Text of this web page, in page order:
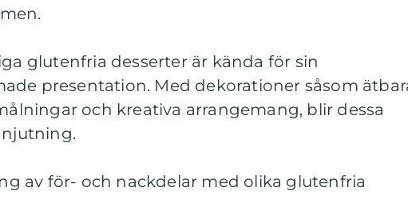
glutenfria desserter är kända för sin
presentation. Med dekorationer såsom
och kreativa arrangemang, blir dessa
njutning.
av för- och nackdelar med olika glutenfria